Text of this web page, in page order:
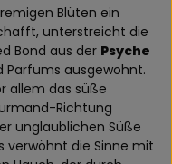
Blüten ein
unterstreicht die
Bond aus der Psyche
Parfums ausgewohnt.
allem das süße
Richtung
unglaublichen Süße
verwöhnt die Sinne mit